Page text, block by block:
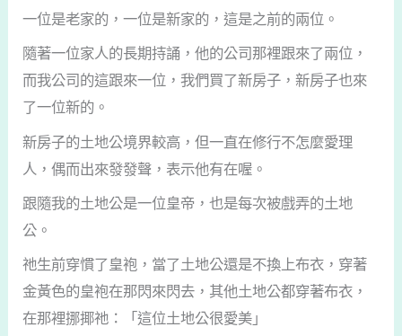
一位是老家的，一位是新家的，這是之前的兩位。
隨著一位家人的長期持誦，他的公司那裡跟來了兩位，
而我公司的這跟來一位，我們買了新房子，新房子也來
了一位新的。
新房子的土地公境界較高，但一直在修行不怎麼愛理
人，偶而出來發發聲，表示他有在喔。
跟隨我的土地公是一位皇帝，也是每次被戲弄的土地
公。
祂生前穿慣了皇袍，當了土地公還是不換上布衣，穿著
金黃色的皇袍在那閃來閃去，其他土地公都穿著布衣，
在那裡挪揶祂：「這位土地公很愛美」